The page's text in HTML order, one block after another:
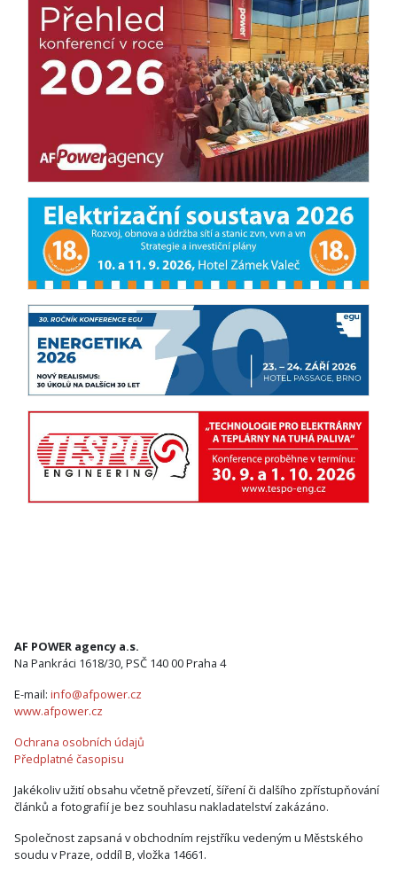
AF POWER agency a.s.
Na Pankráci 1618/30, PSČ 140 00 Praha 4
E-mail: info@afpower.cz
www.afpower.cz
Ochrana osobních údajů
Předplatné časopisu
Jakékoliv užití obsahu včetně převzetí, šíření či dalšího zpřístupňování
článků a fotografií je bez souhlasu nakladatelství zakázáno.
Společnost zapsaná v obchodním rejstříku vedeným u Městského
soudu v Praze, oddíl B, vložka 14661.